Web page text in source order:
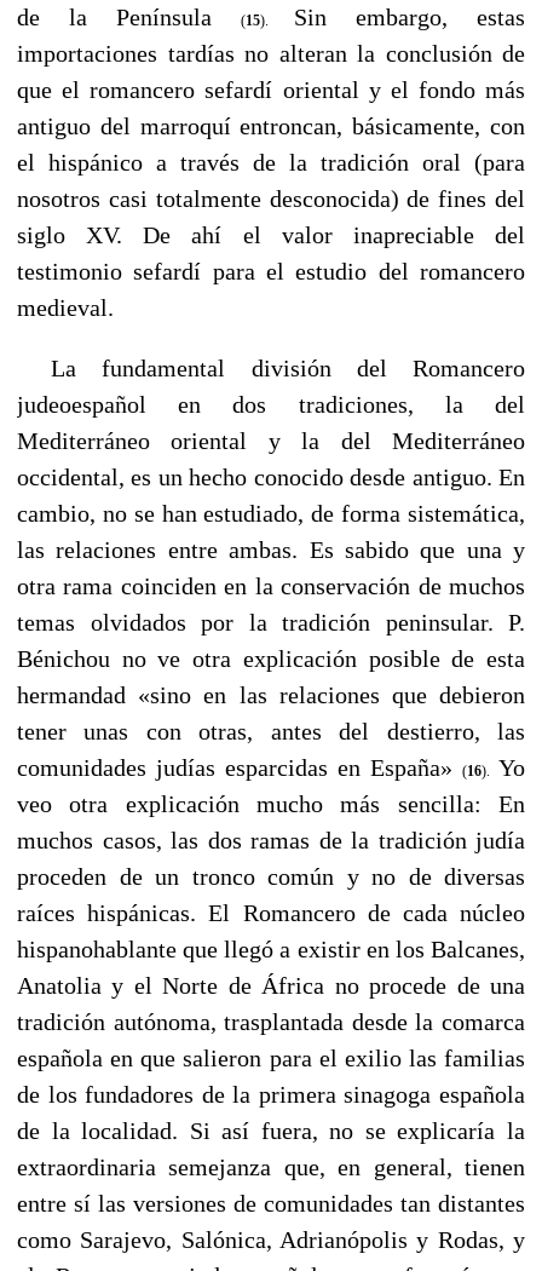
de la Península (15). Sin embargo, estas
importaciones tardías no alteran la conclusión de
que el romancero sefardí oriental y el fondo más
antiguo del marroquí entroncan, básicamente, con
el hispánico a través de la tradición oral (para
nosotros casi totalmente desconocida) de fines del
siglo XV. De ahí el valor inapreciable del
testimonio sefardí para el estudio del romancero
medieval.
La fundamental división del Romancero
judeoespañol en dos tradiciones, la del
Mediterráneo oriental y la del Mediterráneo
occidental, es un hecho conocido desde antiguo. En
cambio, no se han estudiado, de forma sistemática,
las relaciones entre ambas. Es sabido que una y
otra rama coinciden en la conservación de muchos
temas olvidados por la tradición peninsular. P.
Bénichou no ve otra explicación posible de esta
hermandad «sino en las relaciones que debieron
tener unas con otras, antes del destierro, las
comunidades judías esparcidas en España»
(16).
Yo
veo otra explicación mucho más sencilla: En
muchos casos, las dos ramas de la tradición judía
proceden de un tronco común y no de diversas
raíces hispánicas. El Romancero de cada núcleo
hispanohablante que llegó a existir en los Balcanes,
Anatolia y el Norte de África no procede de una
tradición autónoma, trasplantada desde la comarca
española en que salieron para el exilio las familias
de los fundadores de la primera sinagoga española
de la localidad. Si así fuera, no se explicaría la
extraordinaria semejanza que, en general, tienen
entre sí las versiones de comunidades tan distantes
como Sarajevo, Salónica, Adrianópolis y Rodas, y